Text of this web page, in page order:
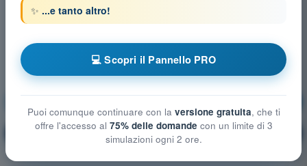
🔒 Spiegazione domanda
✨ ...e tanto altro!
💻 Scopri il Pannello PRO
Puoi comunque continuare con la versione gratuita, che ti
offre l'accesso al 75% delle domande con un limite di 3
simulazioni ogni 2 ore.